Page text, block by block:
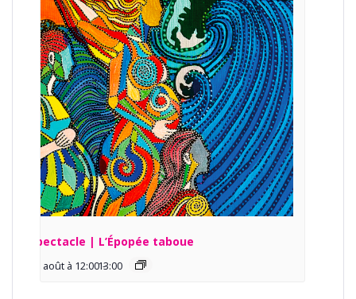
Spectacle | L’Épopée taboue
13 août à 12:00 -
13:00